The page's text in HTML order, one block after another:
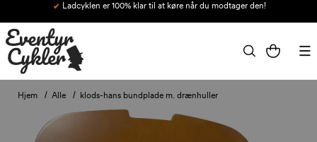
Ladcyklen er 100% klar til at køre når du modtager den!
Indkøbskurv
Hjem Alle klods-hans bundplade m. drænhuller